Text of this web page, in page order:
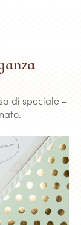
di speciale –